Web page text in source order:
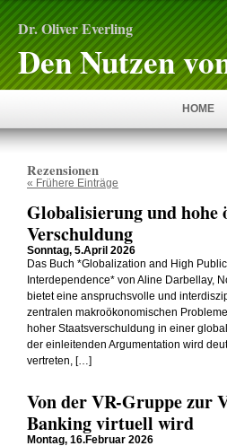
Dr. Oliver Everling
Den Nutzen
HOME
Rezensionen
« Frühere Einträge
Globalisierung und hohe
Verschuldung
Sonntag, 5.April 2026
Das Buch *Globalization and High
Interdependence* von Aline Darbellay,
bietet eine anspruchsvolle und
zentralen makroökonomischen
hoher Staatsverschuldung in einer
der einleitenden Argumentation wird
vertreten, […]
Von der VR-Gruppe zur
Banking virtuell wird
Montag, 16.Februar 2026